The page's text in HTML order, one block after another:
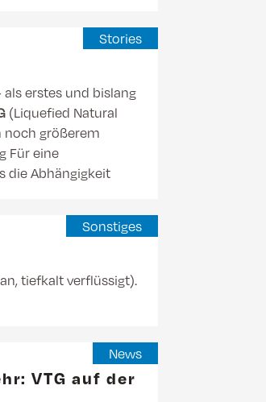
Stories
als erstes und bislang
(Liquefied Natural
noch größerem
Für eine
die Abhängigkeit
Sonstiges
tiefkalt verflüssigt).
News
VTG auf der